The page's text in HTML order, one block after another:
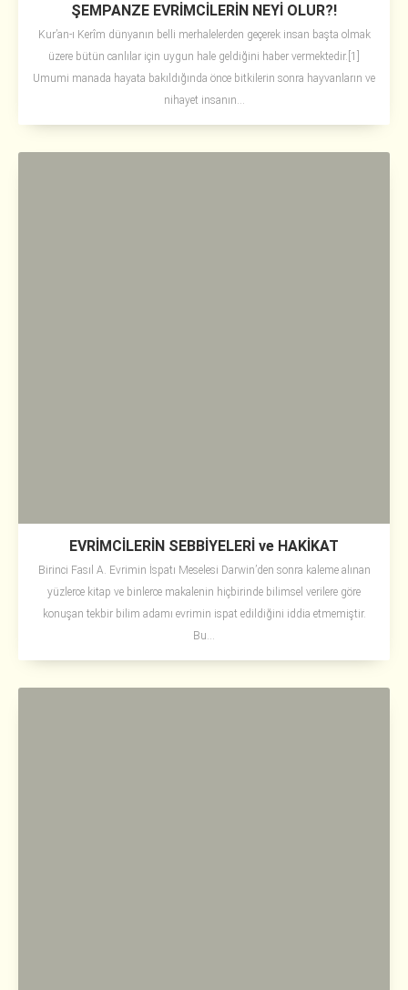
ŞEMPANZE EVRİMCİLERİN NEYİ OLUR?!
Kur’an-ı Kerîm dünyanın belli merhalelerden geçerek insan başta olmak
üzere bütün canlılar için uygun hale geldiğini haber vermektedir.[1]
Umumi manada hayata bakıldığında önce bitkilerin sonra hayvanların ve
nihayet insanın...
EVRİMCİLERİN SEBBİYELERİ ve HAKİKAT
Birinci Fasıl A. Evrimin İspatı Meselesi Darwin’den sonra kaleme alınan
yüzlerce kitap ve binlerce makalenin hiçbirinde bilimsel verilere göre
konuşan tekbir bilim adamı evrimin ispat edildiğini iddia etmemiştir.
Bu...